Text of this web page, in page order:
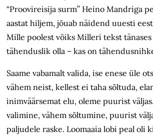
“Proovireisija surm” Heino Mandriga
aastat hiljem, jõuab näidend uuesti
Mille poolest võiks Milleri tekst tänases
tähenduslik olla – kas on
Saame vabamalt valida, ise enese üle
vähem neist, kellest ei taha sõltuda,
inimväärsemat elu, oleme puurist
valimine, vähem sõltumine, puurist
paljudele raske. Loomaaia lobi peal oli